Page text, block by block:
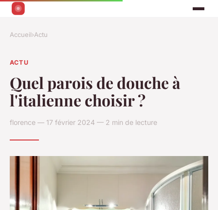
Accueil›Actu
ACTU
Quel parois de douche à
l'italienne choisir ?
florence — 17 février 2024 — 2 min de lecture